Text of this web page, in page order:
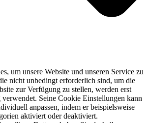
um unsere Website und unseren Service zu
nicht unbedingt erforderlich sind, um die
zur Verfügung zu stellen, werden erst
Seine Cookie Einstellungen kann
anpassen, indem er beispielsweise
aktiviert oder deaktiviert.